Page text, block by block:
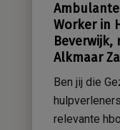
Worker in
Beverwijk,
Alkmaar
Ben jij die
relevante
Contact